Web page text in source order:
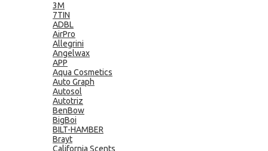
3M
7TIN
ADBL
AirPro
Allegrini
Angelwax
APP
Aqua Cosmetics
Auto Graph
Autosol
Autotriz
BenBow
BigBoi
BILT-HAMBER
Brayt
California Scents